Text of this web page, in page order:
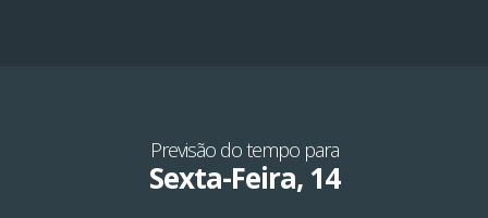
Previsão do tempo para
Sexta-Feira, 14